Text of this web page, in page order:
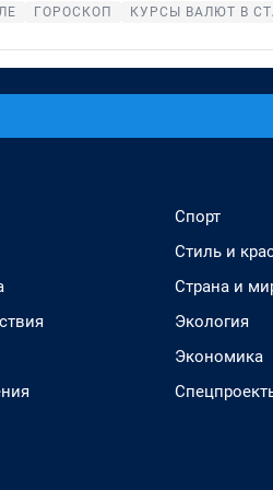
ГОРОСКОП КУРСЫ ВАЛЮТ В
Спорт
Стиль и
Страна и
Экология
Экономика